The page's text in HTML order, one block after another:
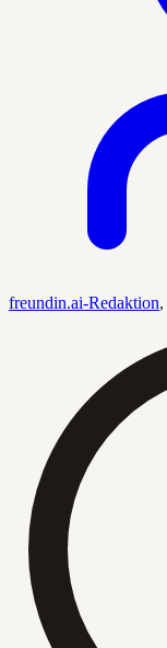
freundin.ai-Redaktion,